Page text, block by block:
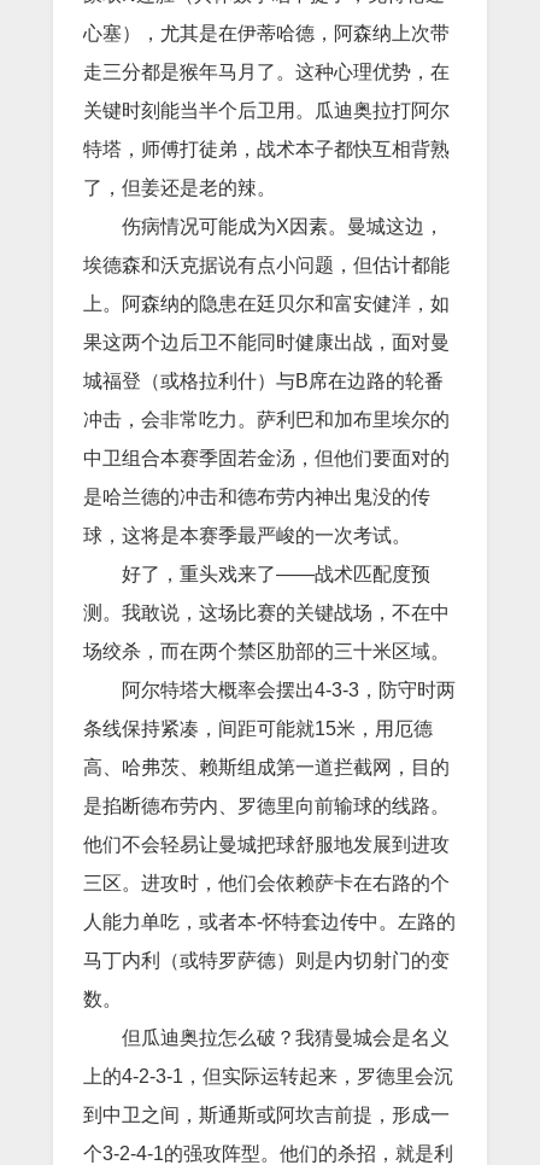
心塞），尤其是在伊蒂哈德，阿森纳上次带
走三分都是猴年马月了。这种心理优势，在
关键时刻能当半个后卫用。瓜迪奥拉打阿尔
特塔，师傅打徒弟，战术本子都快互相背熟
了，但姜还是老的辣。
伤病情况可能成为X因素。曼城这边，
埃德森和沃克据说有点小问题，但估计都能
上。阿森纳的隐患在廷贝尔和富安健洋，如
果这两个边后卫不能同时健康出战，面对曼
城福登（或格拉利什）与B席在边路的轮番
冲击，会非常吃力。萨利巴和加布里埃尔的
中卫组合本赛季固若金汤，但他们要面对的
是哈兰德的冲击和德布劳内神出鬼没的传
球，这将是本赛季最严峻的一次考试。
好了，重头戏来了——战术匹配度预
测。我敢说，这场比赛的关键战场，不在中
场绞杀，而在两个禁区肋部的三十米区域。
阿尔特塔大概率会摆出4-3-3，防守时两
条线保持紧凑，间距可能就15米，用厄德
高、哈弗茨、赖斯组成第一道拦截网，目的
是掐断德布劳内、罗德里向前输球的线路。
他们不会轻易让曼城把球舒服地发展到进攻
三区。进攻时，他们会依赖萨卡在右路的个
人能力单吃，或者本-怀特套边传中。左路的
马丁内利（或特罗萨德）则是内切射门的变
数。
但瓜迪奥拉怎么破？我猜曼城会是名义
上的4-2-3-1，但实际运转起来，罗德里会沉
到中卫之间，斯通斯或阿坎吉前提，形成一
个3-2-4-1的强攻阵型。他们的杀招，就是利